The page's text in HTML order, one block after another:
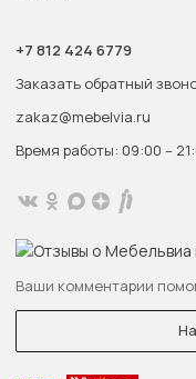
+7 812 424 6779
Заказать обратный
zakaz@mebelvia.ru
Время работы: 09:00 –
Ваши комментарии